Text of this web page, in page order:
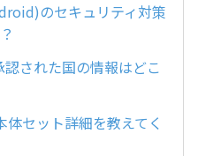
のセキュリティ対策
された国の情報はどこ
セット詳細を教えてく